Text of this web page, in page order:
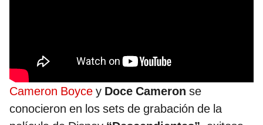
Cameron Boyce y Doce Cameron se
conocieron en los sets de grabación de la